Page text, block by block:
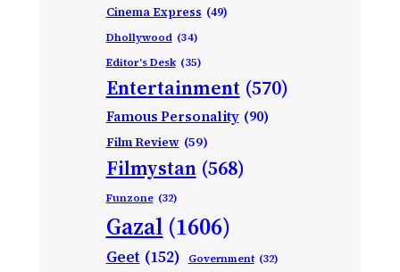
Cinema Express (49)
Dhollywood (34)
Editor's Desk (35)
Entertainment (570)
Famous Personality (90)
Film Review (59)
Filmystan (568)
Funzone (32)
Gazal (1606)
Geet (152) Government (32)